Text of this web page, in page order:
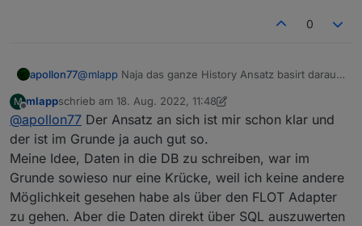
0
apollon77@mlapp Naja das ganze History Ansatz basirt darauf
und weiß wie die Daten strukturiert und gespeichert
sind. Wenn du irgendwo selbst Dinge in die DB
schreibst dann ist die "getHistory" Funktion und
damit die History Adapter raus und ja dann bleibt Dir
nur Grafana ... oder machst es so wie beschrieben.
Kann ja sein das Du die Werte selbst aggrgierst ...
aber warum nicht in passenden States in die DB
schreiben "lassen" ... dann haste wieder alles
M
Offline
mlappschrieb am 18. Aug. 2022, 11:48
zuletzt editiert von mlapp
@apollon77 Der Ansatz an sich ist mir schon klar und
der ist im Grunde ja auch gut so.
Meine Idee, Daten in die DB zu schreiben, war im
Grunde sowieso nur eine Krücke, weil ich keine andere
Möglichkeit gesehen habe als über den FLOT Adapter
zu gehen. Aber die Daten direkt über SQL auszuwerten